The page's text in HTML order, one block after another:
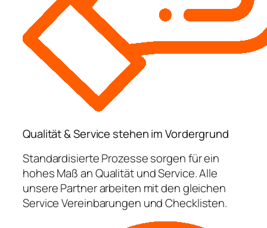
Qualität & Service stehen im Vordergrund
Standardisierte Prozesse sorgen für ein
hohes Maß an Qualität und Service. Alle
unsere Partner arbeiten mit den gleichen
Service Vereinbarungen und Checklisten.